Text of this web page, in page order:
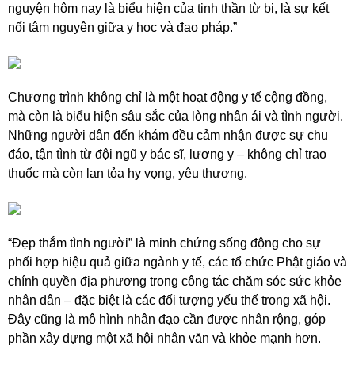
nguyện hôm nay là biểu hiện của tinh thần từ bi, là sự kết
nối tâm nguyện giữa y học và đạo pháp.”
Chương trình không chỉ là một hoạt động y tế cộng đồng,
mà còn là biểu hiện sâu sắc của lòng nhân ái và tình người.
Những người dân đến khám đều cảm nhận được sự chu
đáo, tận tình từ đội ngũ y bác sĩ, lương y – không chỉ trao
thuốc mà còn lan tỏa hy vọng, yêu thương.
“Đẹp thắm tình người” là minh chứng sống động cho sự
phối hợp hiệu quả giữa ngành y tế, các tổ chức Phật giáo và
chính quyền địa phương trong công tác chăm sóc sức khỏe
nhân dân – đặc biệt là các đối tượng yếu thế trong xã hội.
Đây cũng là mô hình nhân đạo cần được nhân rộng, góp
phần xây dựng một xã hội nhân văn và khỏe mạnh hơn.